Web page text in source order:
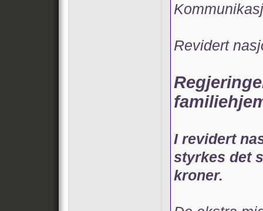
Revidert
I revidert
styrkes det
kroner.